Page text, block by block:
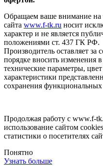
Обращаем ваше внимание на
сайта www.f-tk.ru носит
характер и не является
положениями ст. 437 ГК РФ.
Производитель оставляет за
порядке вносить изменения
технические параметры,
характеристики
сохранения
Продолжая работу с www.f-
использование сайтом
статистики о посетителях
Понятно
Узнать больше